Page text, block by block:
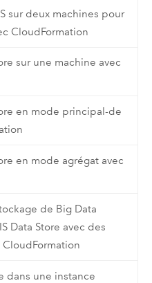
sur deux machines pour
CloudFormation
sur une machine avec
en mode principal-de
en mode agrégat avec
de Big Data
Data Store avec des
CloudFormation
dans une instance